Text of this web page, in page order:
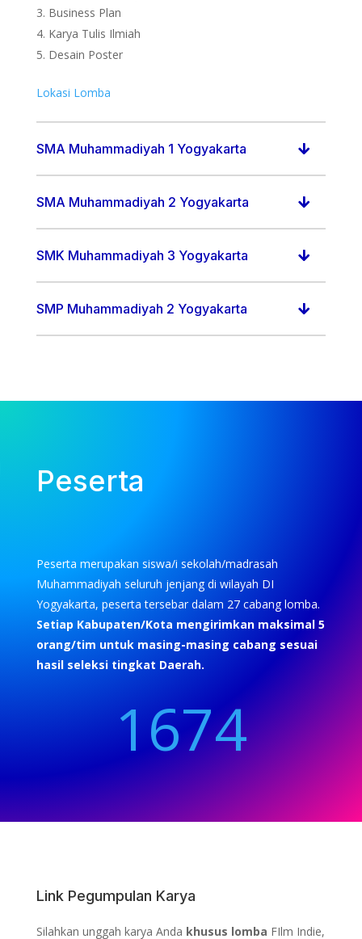
Business Plan
Karya Tulis Ilmiah
Desain Poster
Lokasi Lomba
SMA Muhammadiyah 1 Yogyakarta
SMA Muhammadiyah 2 Yogyakarta
SMK Muhammadiyah 3 Yogyakarta
SMP Muhammadiyah 2 Yogyakarta
Peserta
Peserta merupakan siswa/i sekolah/madrasah
Muhammadiyah seluruh jenjang di wilayah DI
Yogyakarta, peserta tersebar dalam 27 cabang lomba.
Setiap Kabupaten/Kota mengirimkan maksimal 5
orang/tim untuk masing-masing cabang sesuai
hasil seleksi tingkat Daerah.
1674
Link Pegumpulan Karya
Silahkan unggah karya Anda khusus lomba FIlm Indie,